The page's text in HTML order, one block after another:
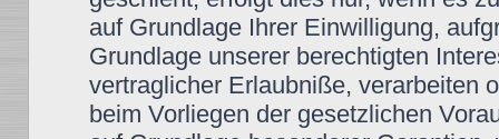
auf Grundlage Ihrer Einwilligung,
Grundlage unserer berechtigten
vertraglicher Erlaubniße, verarbeiten
beim Vorliegen der gesetzlichen